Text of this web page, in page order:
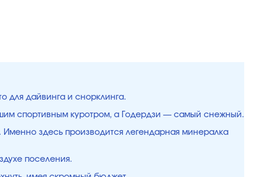
для дайвинга и снорклинга.
спортивным куротром, а Годердзи — самый снежный.
здесь производится легендарная минералка
поселения.